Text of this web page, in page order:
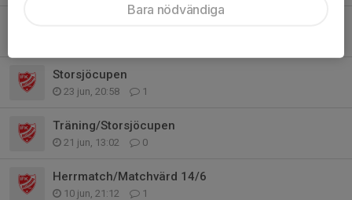
Storsjöcupen
23 jun, 20:58 1
Träning/Storsjöcupen
21 jun, 13:02 0
Herrmatch/Matchvärd 14/6
10 jun, 21:12 1
Bara nödvändiga